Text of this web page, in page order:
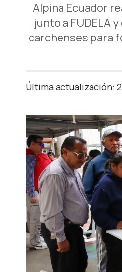
Alpina Ecuador
junto a FUDELA
carchenses para
Última actualización: